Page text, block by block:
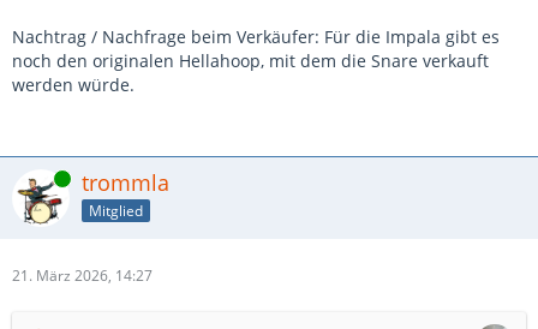
Nachtrag / Nachfrage beim Verkäufer: Für die Impala gibt es
noch den originalen Hellahoop, mit dem die Snare verkauft
werden würde.
Online trommla
Mitglied
21. März 2026, 14:27